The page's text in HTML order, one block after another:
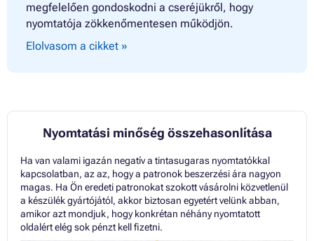
megfelelően gondoskodni a cseréjükről, hogy
nyomtatója zökkenőmentesen működjön.
Elolvasom a cikket »
Nyomtatási minőség összehasonlítása
Ha van valami igazán negatív a tintasugaras nyomtatókkal
kapcsolatban, az az, hogy a patronok beszerzési ára nagyon
magas. Ha Ön eredeti patronokat szokott vásárolni közvetlenül
a készülék gyártójától, akkor biztosan egyetért velünk abban,
amikor azt mondjuk, hogy konkrétan néhány nyomtatott
oldalért elég sok pénzt kell fizetni.